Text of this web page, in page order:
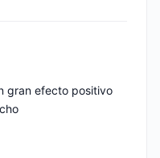
gran efecto positivo